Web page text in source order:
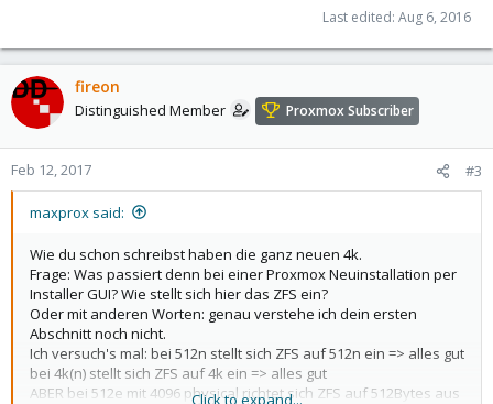
Last edited: Aug 6, 2016
fireon
Distinguished Member Proxmox Subscriber
Feb 12, 2017 #3
maxprox said:
Wie du schon schreibst haben die ganz neuen 4k.
Frage: Was passiert denn bei einer Proxmox Neuinstallation per
Installer GUI? Wie stellt sich hier das ZFS ein?
Oder mit anderen Worten: genau verstehe ich dein ersten
Abschnitt noch nicht.
Ich versuch's mal: bei 512n stellt sich ZFS auf 512n ein => alles gut
bei 4k(n) stellt sich ZFS auf 4k ein => alles gut
ABER bei 512e mit 4096 physical richtet sich ZFS auf 512Bytes aus
Click to expand...